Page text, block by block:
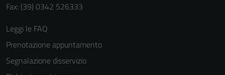
Fax: (39) 0342 526333
Leggi le FAQ
Prenotazione appuntamento
Segnalazione disservizio